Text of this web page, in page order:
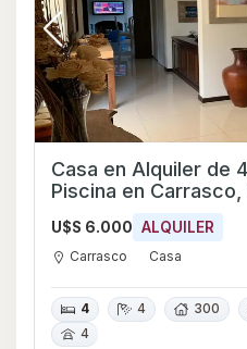
Casa en Alquiler de
Piscina en
U$S 6.000 ALQUILER
Carrasco Casa
4 4 300
4